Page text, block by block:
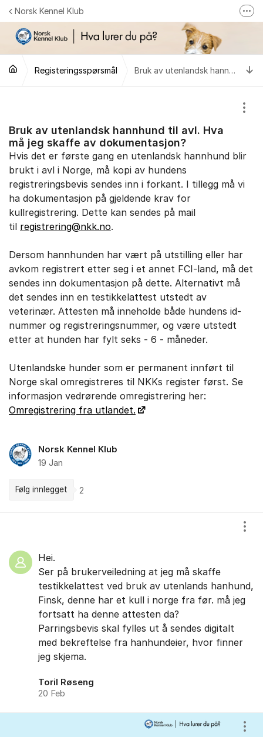
Gå til innhold
Norsk Kennel Klub
Følg oss på Facebook
Følg oss på Instagram
NKK-butikken
Registeringsspørsmål Bruk av utenlandsk hannhund til avl. Hva må jeg skaffe av dokumentasjon?
Bruk av utenlandsk hannhund til avl. Hva
må jeg skaffe av dokumentasjon?
Vis/
Hvis det er første gang en utenlandsk hannhund blir
brukt i avl i Norge, må kopi av hundens
registreringsbevis sendes inn i forkant. I tillegg må vi
ha dokumentasjon på gjeldende krav for
kullregistrering. Dette kan sendes på mail
til registrering@nkk.no.
Dersom hannhunden har vært på utstilling eller har
avkom registrert etter seg i et annet FCI-land, må det
sendes inn dokumentasjon på dette. Alternativt må
det sendes inn en testikkelattest utstedt av
veterinær. Attesten må inneholde både hundens id-
nummer og registreringsnummer, og være utstedt
etter at hunden har fylt seks - 6 - måneder.
Utenlandske hunder som er permanent innført til
Norge skal omregistreres til NKKs register først. Se
informasjon vedrørende omregistrering her:
Omregistrering fra utlandet.
Norsk Kennel Klub
19 Jan
Følg innlegget 2
Hei.
Ser på brukerveiledning at jeg må skaffe
testikkelattest ved bruk av utenlands hanhund,
Finsk, denne har et kull i norge fra før. må jeg
fortsatt ha denne attesten da?
Parringsbevis skal fylles ut å sendes digitalt
med bekreftelse fra hanhundeier, hvor finner
jeg skjema.
Toril Røseng
20 Feb
Vis/
Vis/